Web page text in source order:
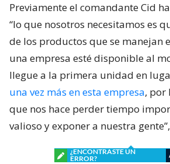
Previamente el comandante Cid
“lo que nosotros necesitamos es
de los productos que se manejan
una empresa esté disponible al
llegue a la primera unidad en
una vez más en esta empresa, por
que nos hace perder tiempo
valioso y exponer a nuestra
¿ENCONTRASTE UN
ERROR?